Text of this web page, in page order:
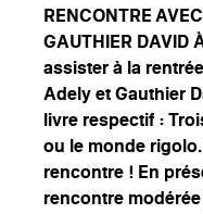
RENCONTRE
GAUTHIER DAVID
assister à la
Adely et Gauthier
livre respectif :
ou le monde
rencontre ! En
rencontre